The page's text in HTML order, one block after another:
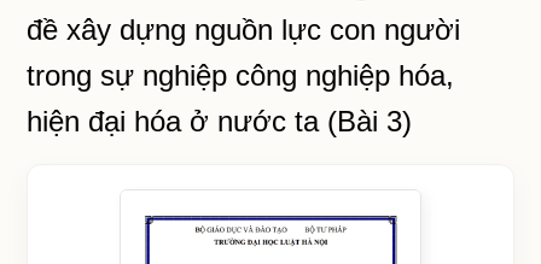
đề xây dựng nguồn lực con người
trong sự nghiệp công nghiệp hóa,
hiện đại hóa ở nước ta (Bài 3)